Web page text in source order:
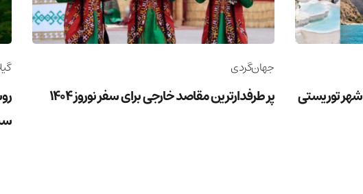
ترکیه فقط استانبول نیست! معرفی 10 شهر توریستی
جهان‌گردی
پر طرفدارترین مقاصد خارجی برای سفر نوروز 1404